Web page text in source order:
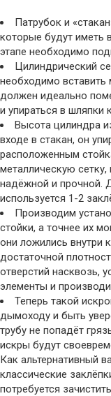
Патрубок и
которые будут иметь
этапе необходимо
Цилиндрический
необходимо
должен идеально
и упираться в шляпки
Высота цилиндра
входе в стакан, он
расположенным
металлическую
надёжной и прочной.
используется 1-2
Производим
стойки, а точнее их
они ложились внутри
достаточной
отверстий насквозь,
элементы и
Теперь такой
дымоходу и быть
трубу не попадёт
искры будут
Как альтернативный
классические
потребуется